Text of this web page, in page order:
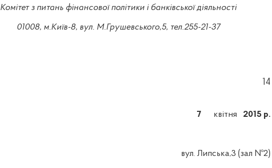
Комітет з питань фінансової політики і банківської діяльності
01008, м.Київ-8, вул. М.Грушевського,5, тел.255-21-37
14
7 квітня 2015 р.
вул. Липська,3 (зал №2)